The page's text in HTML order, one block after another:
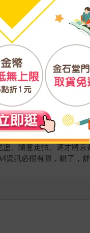
情。老道之處，在於
情獨具，歷歷如繪。
、隨意走拍。這才將
資訊必很有限，錯了